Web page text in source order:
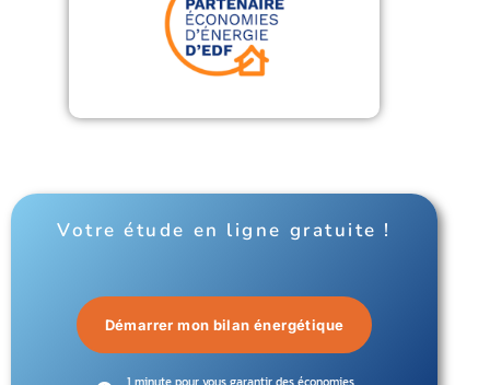
Votre étude en ligne gratuite !
Démarrer mon bilan énergétique